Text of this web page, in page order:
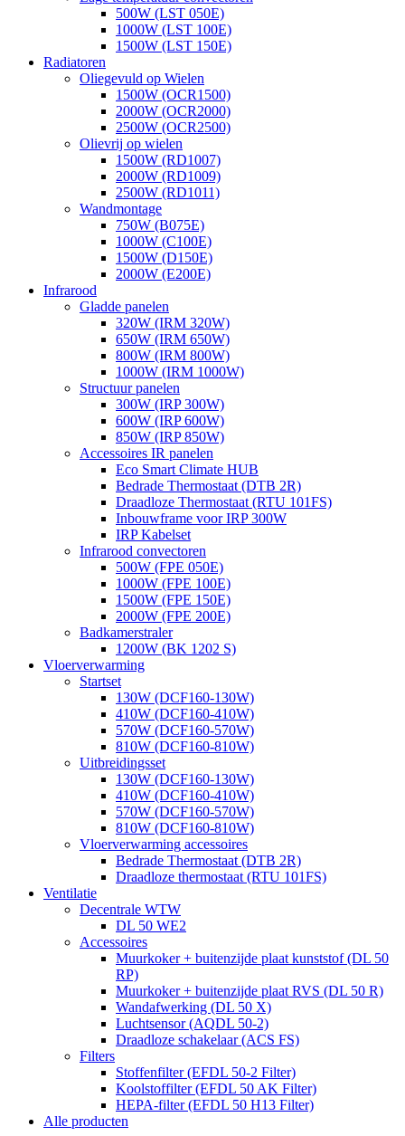
500W (LST 050E)
1000W (LST 100E)
1500W (LST 150E)
Radiatoren
Oliegevuld op Wielen
1500W (OCR1500)
2000W (OCR2000)
2500W (OCR2500)
Olievrij op wielen
1500W (RD1007)
2000W (RD1009)
2500W (RD1011)
Wandmontage
750W (B075E)
1000W (C100E)
1500W (D150E)
2000W (E200E)
Infrarood
Gladde panelen
320W (IRM 320W)
650W (IRM 650W)
800W (IRM 800W)
1000W (IRM 1000W)
Structuur panelen
300W (IRP 300W)
600W (IRP 600W)
850W (IRP 850W)
Accessoires IR panelen
Eco Smart Climate HUB
Bedrade Thermostaat (DTB 2R)
Draadloze Thermostaat (RTU 101FS)
Inbouwframe voor IRP 300W
IRP Kabelset
Infrarood convectoren
500W (FPE 050E)
1000W (FPE 100E)
1500W (FPE 150E)
2000W (FPE 200E)
Badkamerstraler
1200W (BK 1202 S)
Vloerverwarming
Startset
130W (DCF160-130W)
410W (DCF160-410W)
570W (DCF160-570W)
810W (DCF160-810W)
Uitbreidingsset
130W (DCF160-130W)
410W (DCF160-410W)
570W (DCF160-570W)
810W (DCF160-810W)
Vloerverwarming accessoires
Bedrade Thermostaat (DTB 2R)
Draadloze thermostaat (RTU 101FS)
Ventilatie
Decentrale WTW
DL 50 WE2
Accessoires
Muurkoker + buitenzijde plaat kunststof (DL 50
RP)
Muurkoker + buitenzijde plaat RVS (DL 50 R)
Wandafwerking (DL 50 X)
Luchtsensor (AQDL 50-2)
Draadloze schakelaar (ACS FS)
Filters
Stoffenfilter (EFDL 50-2 Filter)
Koolstoffilter (EFDL 50 AK Filter)
HEPA-filter (EFDL 50 H13 Filter)
Alle producten